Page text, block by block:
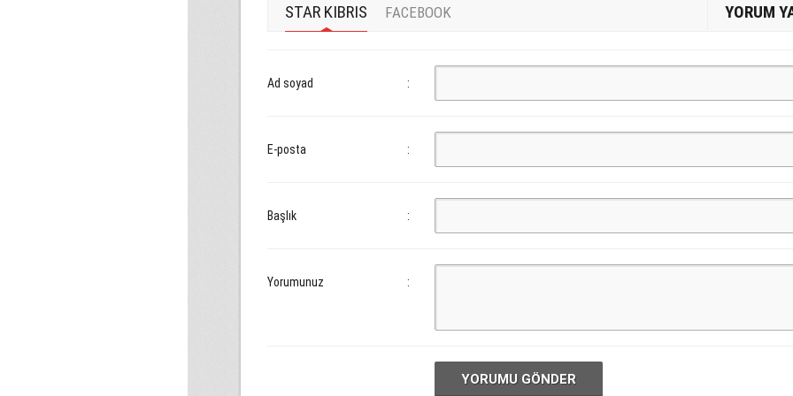
STAR KIBRIS FACEBOOK YORUM
Ad soyad :
E-posta :
Başlık :
Yorumunuz :
YORUMU GÖNDER